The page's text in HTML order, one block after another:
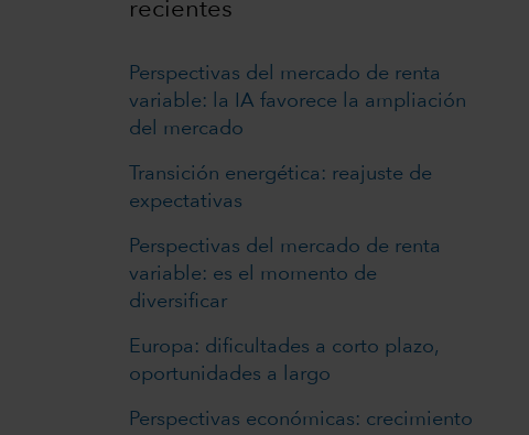
recientes
Perspectivas del mercado de renta
variable: la IA favorece la ampliación
del mercado
Transición energética: reajuste de
expectativas
Perspectivas del mercado de renta
variable: es el momento de
diversificar
Europa: dificultades a corto plazo,
oportunidades a largo
Perspectivas económicas: crecimiento